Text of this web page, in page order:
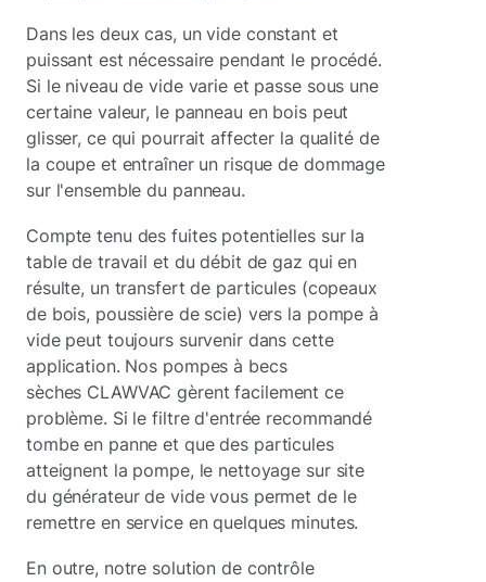
Dans les deux cas, un vide constant et
puissant est nécessaire pendant le procédé.
Si le niveau de vide varie et passe sous une
certaine valeur, le panneau en bois peut
glisser, ce qui pourrait affecter la qualité de
la coupe et entraîner un risque de dommage
sur l'ensemble du panneau.
Compte tenu des fuites potentielles sur la
table de travail et du débit de gaz qui en
résulte, un transfert de particules (copeaux
de bois, poussière de scie) vers la pompe à
vide peut toujours survenir dans cette
application. Nos pompes à becs
sèches CLAWVAC gèrent facilement ce
problème. Si le filtre d'entrée recommandé
tombe en panne et que des particules
atteignent la pompe, le nettoyage sur site
du générateur de vide vous permet de le
remettre en service en quelques minutes.
En outre, notre solution de contrôle